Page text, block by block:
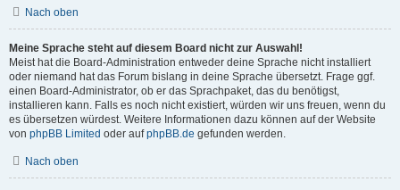
Nach oben
Meine Sprache steht auf diesem Board nicht zur Auswahl!
Meist hat die Board-Administration entweder deine Sprache nicht installiert
oder niemand hat das Forum bislang in deine Sprache übersetzt. Frage ggf.
einen Board-Administrator, ob er das Sprachpaket, das du benötigst,
installieren kann. Falls es noch nicht existiert, würden wir uns freuen, wenn du
es übersetzen würdest. Weitere Informationen dazu können auf der Website
von phpBB Limited oder aufphpBB.de gefunden werden.
Nach oben